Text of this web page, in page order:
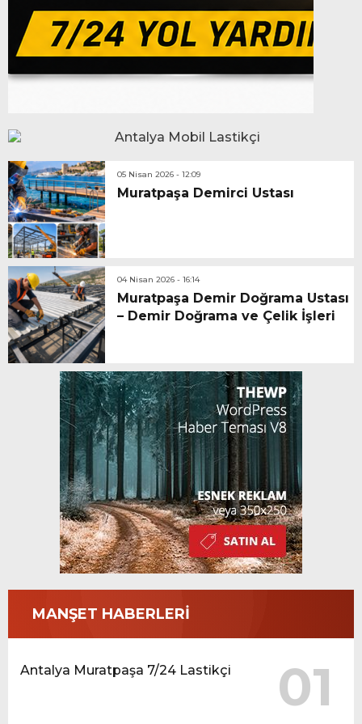
05 Nisan 2026 - 12:09
Muratpaşa Demirci Ustası
04 Nisan 2026 - 16:14
Muratpaşa Demir Doğrama Ustası
– Demir Doğrama ve Çelik İşleri
MANŞET HABERLERİ
Antalya Muratpaşa 7/24 Lastikçi 01